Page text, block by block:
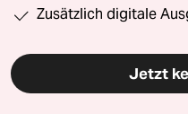
Zusätzlich digitale
Jetzt